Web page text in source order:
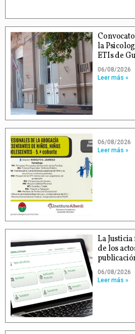
la
ETIs de
06/08/2026
Leer más »
06/08/2026
Leer más »
La
de los
06/08/2026
Leer más »